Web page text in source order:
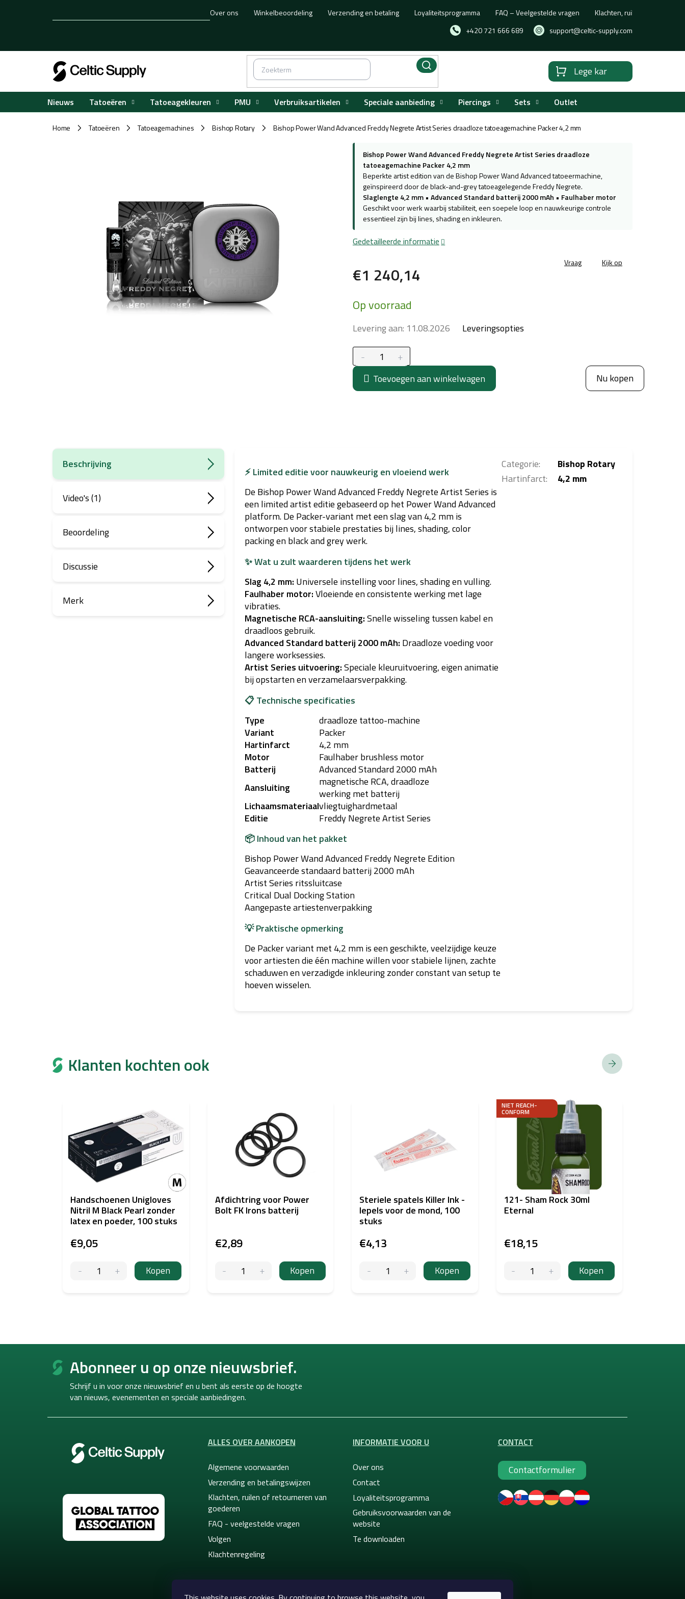
+420 721 666 689 support@celtic-supply.com
Over ons Winkelbeoordeling Verzending en betaling Loyaliteitsprogramma FAQ – Veelgestelde vragen Klachten, ruilen of
Winkelwagen
Lege kar
Nieuws Tatoeëren Tatoeagekleuren PMU Verbruiksartikelen Speciale aanbieding Piercings Sets Outlet
Home / Tatoeëren / Tatoeagemachines / Bishop Rotary / Bishop Power Wand Advanced Freddy Negrete Artist Series draadloze tatoeagemachine Packer 4,2 mm
€1 240,14
prijs:
Op voorraad
Levering aan: 11.08.2026 Leveringsopties
Toevoegen aan winkelwagen Nu kopen
Bishop Power Wand Advanced Freddy Negrete Artist Series draadloze
tatoeagemachine Packer 4,2 mm
Beperkte artist edition van de Bishop Power Wand Advanced tatoeermachine,
geïnspireerd door de black-and-grey tatoeagelegende Freddy Negrete.
Slaglengte 4,2 mm • Advanced Standard batterij 2000 mAh • Faulhaber motor
Geschikt voor werk waarbij stabiliteit, een soepele loop en nauwkeurige controle
essentieel zijn bij lines, shading en inkleuren.
Gedetailleerde informatie
Vraag Kijk op
Beschrijving
Video's (1)
Beoordeling
Discussie
Merk
⚡ Limited editie voor nauwkeurig en vloeiend werk
De Bishop Power Wand Advanced Freddy Negrete Artist Series is
een limited artist editie gebaseerd op het Power Wand Advanced
platform. De Packer-variant met een slag van 4,2 mm is
ontworpen voor stabiele prestaties bij lines, shading, color
packing en black and grey werk.
✨ Wat u zult waarderen tijdens het werk
Slag 4,2 mm: Universele instelling voor lines, shading en vulling.
Faulhaber motor:Vloeiende en consistente werking met lage
vibraties.
Magnetische RCA-aansluiting:Snelle wisseling tussen kabel en
draadloos gebruik.
Advanced Standard batterij 2000 mAh: Draadloze voeding voor
langere worksessies.
Artist Series uitvoering:Speciale kleuruitvoering, eigen animatie
bij opstarten en verzamelaarsverpakking.
📋 Technische specificaties
Type
draadloze tattoo-machine
Variant
Packer
Hartinfarct
4,2 mm
Motor
Faulhaber brushless motor
Batterij
Advanced Standard 2000 mAh
Aansluiting
magnetische RCA, draadloze
werking met batterij
Lichaamsmateriaalvliegtuighardmetaal
Editie
Freddy Negrete Artist Series
📦 Inhoud van het pakket
Bishop Power Wand Advanced Freddy Negrete Edition
Geavanceerde standaard batterij 2000 mAh
Artist Series ritssluitcase
Critical Dual Docking Station
Aangepaste artiestenverpakking
💡 Praktische opmerking
De Packer variant met 4,2 mm is een geschikte, veelzijdige keuze
voor artiesten die één machine willen voor stabiele lijnen, zachte
schaduwen en verzadigde inkleuring zonder constant van setup te
hoeven wisselen.
Categorie:
Bishop Rotary
Hartinfarct: 4,2 mm
Klanten kochten ook
Handschoenen Unigloves
Nitril M Black Pearl zonder
latex en poeder, 100 stuks
€9,05
Kopen
Afdichtring voor Power
Bolt FK Irons batterij
€2,89
Kopen
Steriele spatels Killer Ink -
lepels voor de mond, 100
stuks
€4,13
Kopen
NIET REACH-
CONFORM
121- Sham Rock 30ml
Eternal
€18,15
Kopen
F
Abonneer u op onze nieuwsbrief.
Schrijf u in voor onze nieuwsbrief en u bent als eerste op de hoogte
van nieuws, evenementen en speciale aanbiedingen.
ALLES OVER AANKOPEN
Algemene voorwaarden
Verzending en betalingswijzen
Klachten, ruilen of retourneren van
goederen
FAQ - veelgestelde vragen
Volgen
Klachtenregeling
INFORMATIE VOOR U
Over ons
Contact
Loyaliteitsprogramma
Gebruiksvoorwaarden van de
website
Te downloaden
CONTACT
Contactformulier